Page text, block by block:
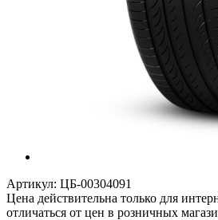
Артикул: ЦБ-00304091
Цена действительна только для
отличаться от цен в розничных